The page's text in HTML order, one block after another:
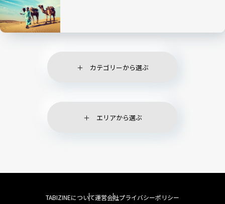
カテゴリーから選ぶ
エリアから選ぶ
TABIZINEについて運営会社プライバシーポリシー